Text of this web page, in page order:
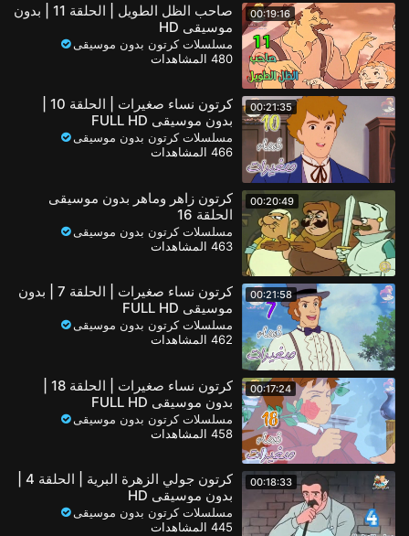
00:19:16
صاحب الظل الطويل | الحلقة 11 | بدون
موسيقى HD
مسلسلات كرتون بدون موسيقى
480 المشاهدات
00:21:35
بدون موسيقى FULL HD
مسلسلات كرتون بدون موسيقى
466 المشاهدات
00:20:49
كرتون زاهر وماهر بدون موسيقى
الحلقة 16
مسلسلات كرتون بدون موسيقى
463 المشاهدات
00:21:58
كرتون نساء صغيرات | الحلقة 7 | بدون
موسيقى FULL HD
مسلسلات كرتون بدون موسيقى
462 المشاهدات
00:17:24
بدون موسيقى FULL HD
مسلسلات كرتون بدون موسيقى
458 المشاهدات
00:18:33
بدون موسيقى HD
مسلسلات كرتون بدون موسيقى
445 المشاهدات